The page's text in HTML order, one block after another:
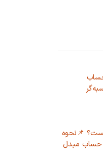
📌نحوه
حساب مبدل